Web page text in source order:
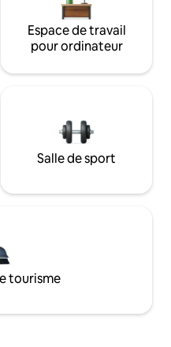
Espace de travail
pour ordinateur
Salle de sport
tourisme